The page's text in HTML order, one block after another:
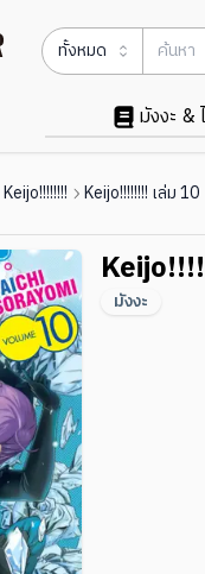
ทั้งหมด
มังงะ &
Keijo!!!!!!!! Keijo!!!!!!!! เล่ม 10
มังงะ